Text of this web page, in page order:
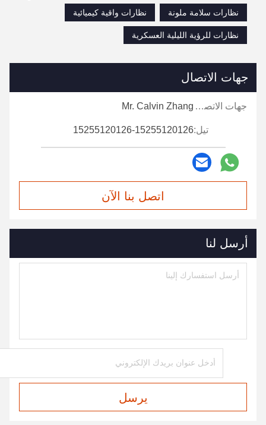
نظارات سلامة ملونة
نظارات واقية كيميائية
نظارات للرؤية الليلية العسكرية
جهات الاتصال
جهات الاتصال: Mr. Calvin Zhang
تيل:15255120126-15255120126
اتصل بنا الآن
أرسل لنا
يرسل